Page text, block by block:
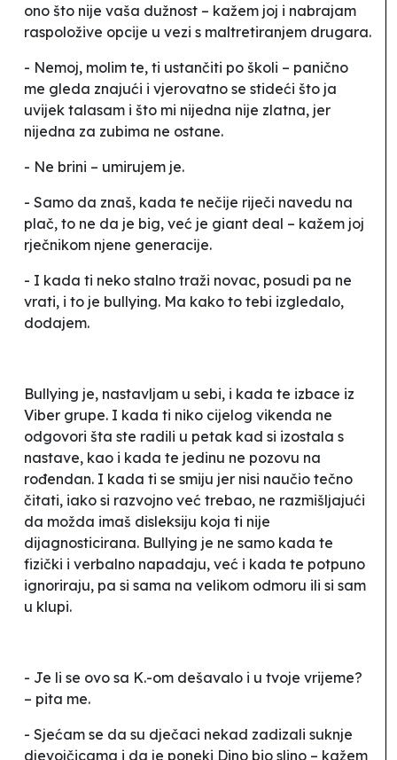
ono što nije vaša dužnost – kažem joj i nabrajam
raspoložive opcije u vezi s maltretiranjem drugara.
- Nemoj, molim te, ti ustančiti po školi – panično
me gleda znajući i vjerovatno se stideći što ja
uvijek talasam i što mi nijedna nije zlatna, jer
nijedna za zubima ne ostane.
- Ne brini – umirujem je.
- Samo da znaš, kada te nečije riječi navedu na
plač, to ne da je big, već je giant deal – kažem joj
rječnikom njene generacije.
- I kada ti neko stalno traži novac, posudi pa ne
vrati, i to je bullying. Ma kako to tebi izgledalo,
dodajem.
Bullying je, nastavljam u sebi, i kada te izbace iz
Viber grupe. I kada ti niko cijelog vikenda ne
odgovori šta ste radili u petak kad si izostala s
nastave, kao i kada te jedinu ne pozovu na
rođendan. I kada ti se smiju jer nisi naučio tečno
čitati, iako si razvojno već trebao, ne razmišljajući
da možda imaš disleksiju koja ti nije
dijagnosticirana. Bullying je ne samo kada te
fizički i verbalno napadaju, već i kada te potpuno
ignoriraju, pa si sama na velikom odmoru ili si sam
u klupi.
- Je li se ovo sa K.-om dešavalo i u tvoje vrijeme?
– pita me.
- Sjećam se da su dječaci nekad zadizali suknje
djevojčicama i da je poneki Dino bio slino – kažem